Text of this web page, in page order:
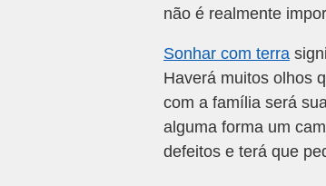
não é realmente
Sonhar com terra
Haverá muitos olhos
com a família será
alguma forma um
defeitos e terá que